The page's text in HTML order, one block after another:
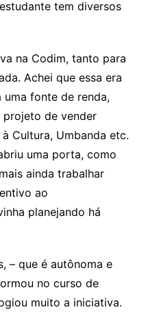
tem diversos
na Codim, tanto para
Achei que essa era
fonte de renda,
de vender
Cultura, Umbanda etc.
uma porta, como
ainda trabalhar
ao
planejando há
– que é autônoma e
no curso de
muito a iniciativa.